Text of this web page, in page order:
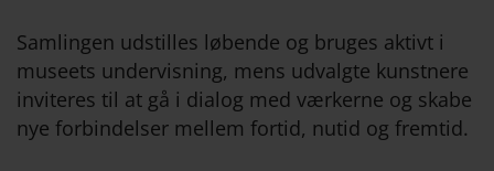
Samlingen udstilles løbende og bruges aktivt i
museets undervisning, mens udvalgte kunstnere
inviteres til at gå i dialog med værkerne og skabe
nye forbindelser mellem fortid, nutid og fremtid.